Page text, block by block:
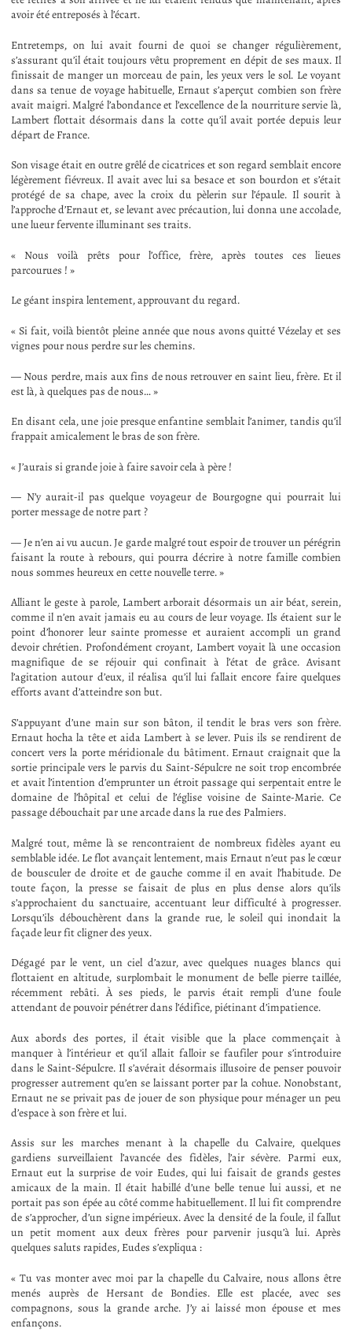
avoir été entreposés à l’écart.
Entretemps, on lui avait fourni de quoi se changer régulièrement,
s’assurant qu’il était toujours vêtu proprement en dépit de ses maux. Il
finissait de manger un morceau de pain, les yeux vers le sol. Le voyant
dans sa tenue de voyage habituelle, Ernaut s’aperçut combien son frère
avait maigri. Malgré l’abondance et l’excellence de la nourriture servie là,
Lambert flottait désormais dans la cotte qu’il avait portée depuis leur
départ de France.
Son visage était en outre grêlé de cicatrices et son regard semblait encore
légèrement fiévreux. Il avait avec lui sa besace et son bourdon et s’était
protégé de sa chape, avec la croix du pèlerin sur l’épaule. Il sourit à
l’approche d’Ernaut et, se levant avec précaution, lui donna une accolade,
une lueur fervente illuminant ses traits.
« Nous voilà prêts pour l’office, frère, après toutes ces lieues
parcourues ! »
Le géant inspira lentement, approuvant du regard.
« Si fait, voilà bientôt pleine année que nous avons quitté Vézelay et ses
vignes pour nous perdre sur les chemins.
— Nous perdre, mais aux fins de nous retrouver en saint lieu, frère. Et il
est là, à quelques pas de nous… »
En disant cela, une joie presque enfantine semblait l’animer, tandis qu’il
frappait amicalement le bras de son frère.
« J’aurais si grande joie à faire savoir cela à père !
— N’y aurait-il pas quelque voyageur de Bourgogne qui pourrait lui
porter message de notre part ?
— Je n’en ai vu aucun. Je garde malgré tout espoir de trouver un pérégrin
faisant la route à rebours, qui pourra décrire à notre famille combien
nous sommes heureux en cette nouvelle terre. »
Alliant le geste à parole, Lambert arborait désormais un air béat, serein,
comme il n’en avait jamais eu au cours de leur voyage. Ils étaient sur le
point d’honorer leur sainte promesse et auraient accompli un grand
devoir chrétien. Profondément croyant, Lambert voyait là une occasion
magnifique de se réjouir qui confinait à l’état de grâce. Avisant
l’agitation autour d’eux, il réalisa qu’il lui fallait encore faire quelques
efforts avant d’atteindre son but.
S’appuyant d’une main sur son bâton, il tendit le bras vers son frère.
Ernaut hocha la tête et aida Lambert à se lever. Puis ils se rendirent de
concert vers la porte méridionale du bâtiment. Ernaut craignait que la
sortie principale vers le parvis du Saint-Sépulcre ne soit trop encombrée
et avait l’intention d’emprunter un étroit passage qui serpentait entre le
domaine de l’hôpital et celui de l’église voisine de Sainte-Marie. Ce
passage débouchait par une arcade dans la rue des Palmiers.
Malgré tout, même là se rencontraient de nombreux fidèles ayant eu
semblable idée. Le flot avançait lentement, mais Ernaut n’eut pas le cœur
de bousculer de droite et de gauche comme il en avait l’habitude. De
toute façon, la presse se faisait de plus en plus dense alors qu’ils
s’approchaient du sanctuaire, accentuant leur difficulté à progresser.
Lorsqu’ils débouchèrent dans la grande rue, le soleil qui inondait la
façade leur fit cligner des yeux.
Dégagé par le vent, un ciel d’azur, avec quelques nuages blancs qui
flottaient en altitude, surplombait le monument de belle pierre taillée,
récemment rebâti. À ses pieds, le parvis était rempli d’une foule
attendant de pouvoir pénétrer dans l’édifice, piétinant d’impatience.
Aux abords des portes, il était visible que la place commençait à
manquer à l’intérieur et qu’il allait falloir se faufiler pour s’introduire
dans le Saint-Sépulcre. Il s’avérait désormais illusoire de penser pouvoir
progresser autrement qu’en se laissant porter par la cohue. Nonobstant,
Ernaut ne se privait pas de jouer de son physique pour ménager un peu
d’espace à son frère et lui.
Assis sur les marches menant à la chapelle du Calvaire, quelques
gardiens surveillaient l’avancée des fidèles, l’air sévère. Parmi eux,
Ernaut eut la surprise de voir Eudes, qui lui faisait de grands gestes
amicaux de la main. Il était habillé d’une belle tenue lui aussi, et ne
portait pas son épée au côté comme habituellement. Il lui fit comprendre
de s’approcher, d’un signe impérieux. Avec la densité de la foule, il fallut
un petit moment aux deux frères pour parvenir jusqu’à lui. Après
quelques saluts rapides, Eudes s’expliqua :
« Tu vas monter avec moi par la chapelle du Calvaire, nous allons être
menés auprès de Hersant de Bondies. Elle est placée, avec ses
compagnons, sous la grande arche. J’y ai laissé mon épouse et mes
enfançons.